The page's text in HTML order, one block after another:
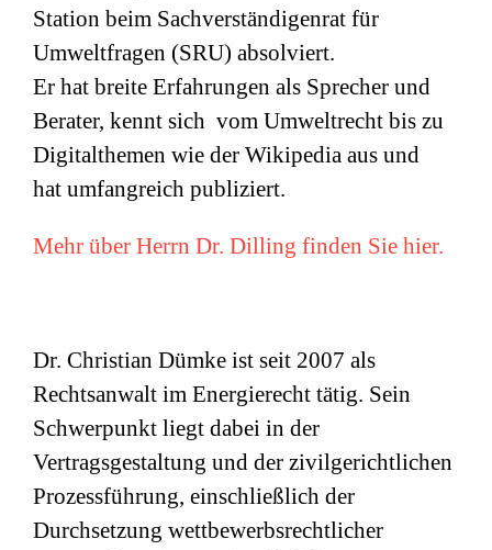
Station beim Sachverständigenrat für
Umweltfragen (SRU) absolviert.
Er hat breite Erfahrungen als Sprecher und
Berater, kennt sich vom Umweltrecht bis zu
Digitalthemen wie der Wikipedia aus und
hat umfangreich publiziert.
Mehr über Herrn Dr. Dilling finden Sie hier.
Dr. Christian Dümke ist seit 2007 als
Rechtsanwalt im Energierecht tätig. Sein
Schwerpunkt liegt dabei in der
Vertragsgestaltung und der zivilgerichtlichen
Prozessführung, einschließlich der
Durchsetzung wettbewerbsrechtlicher